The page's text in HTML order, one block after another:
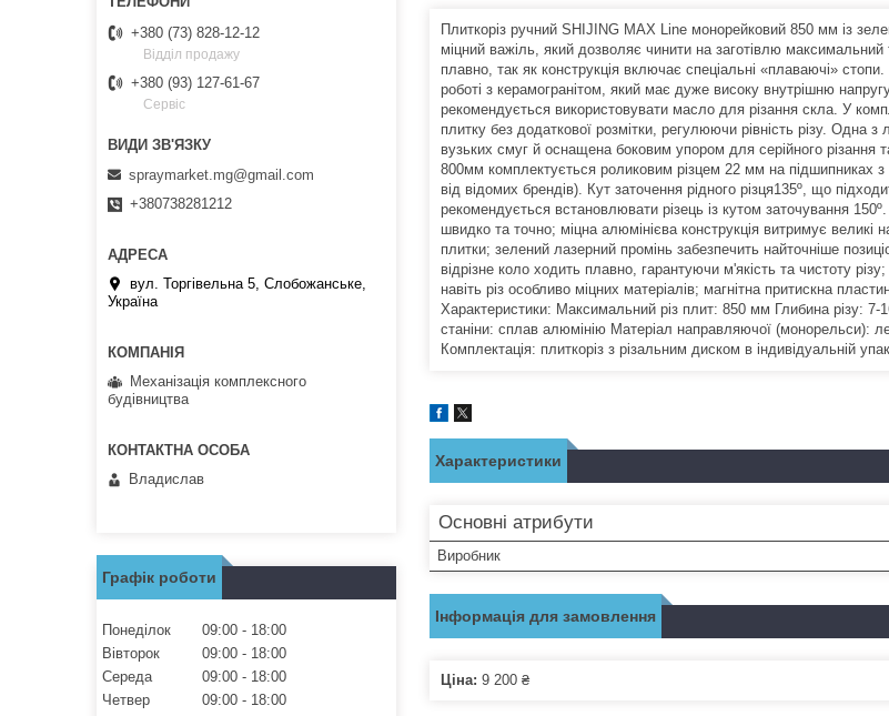
Плиткоріз ручний SHIJING MAX Line монорейковий 850 мм із
міцний важіль, який дозволяє чинити на заготівлю
плавно, так як конструкція включає спеціальні «плаваючі»
роботі з керамогранітом, який має дуже високу внутрішню
рекомендується використовувати масло для різання скла. У
плитку без додаткової розмітки, регулюючи рівність різу. Одна з
вузьких смуг й оснащена боковим упором для серійного різання
800мм комплектується роликовим різцем 22 мм на підшипниках з
від відомих брендів). Кут заточення рідного різця135º, що
рекомендується встановлювати різець із кутом заточування
швидко та точно; міцна алюмінієва конструкція витримує великі
плитки; зелений лазерний промінь забезпечить найточніше
відрізне коло ходить плавно, гарантуючи м'якість та чистоту
навіть різ особливо міцних матеріалів; магнітна притискна
Характеристики: Максимальний різ плит: 850 мм Глибина різу:
станіни: сплав алюмінію Матеріал направляючої (монорельси):
Комплектація: плиткоріз з різальним диском в індивідуальній
Характеристики
Основні атрибути
Виробник
Інформація для замовлення
Ціна: 9 200 ₴
+380 (73) 828-12-12
Відділ продажу
+380 (93) 127-61-67
Сервіс
spraymarket.mg@gmail.com
+380738281212
вул. Торгівельна 5, Слобожанське,
Україна
Механізація комплексного
будівництва
Владислав
Графік роботи
Понеділок 09:00
18:00
Вівторок
09:00
18:00
Середа
09:00
18:00
Четвер
09:00
18:00